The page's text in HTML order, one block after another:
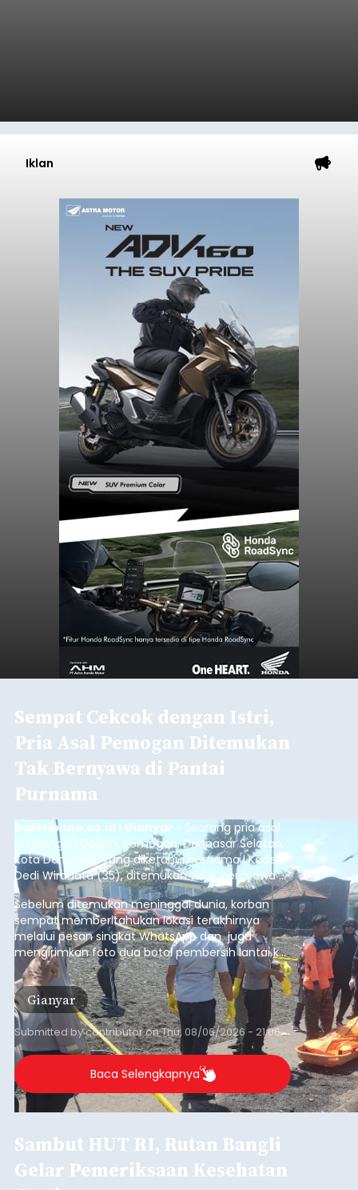
Iklan
Sempat Cekcok dengan Istri,
Pria Asal Pemogan Ditemukan
Tak Bernyawa di Pantai
Purnama
balitribune.co.id I Gianyar - Seorang pria asal
Lingkungan Dalem, Pemogan, Denpasar Selatan,
Kota Denpasar, yang diketahui bernama I Kadek
Dedi Wiranata (35), ditemukan tidak bernyawa di
pesisir Pantai Purnama, Sukawati.
Sebelum ditemukan meninggal dunia, korban
sempat memberitahukan lokasi terakhirnya
melalui pesan singkat WhatsApp dan juga
mengirimkan foto dua botol pembersih lantai ke
istrinya.
Gianyar
Submitted bycontributoronThu, 08/06/2026 - 21:06
Baca Selengkapnya
Sambut HUT RI, Rutan Bangli
Gelar Pemeriksaan Kesehatan